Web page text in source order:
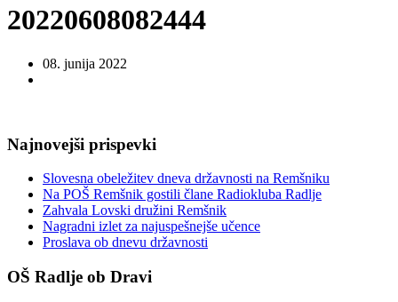
20220608082444
08. junija 2022
Najnovejši prispevki
Slovesna obeležitev dneva državnosti na Remšniku
Na POŠ Remšnik gostili člane Radiokluba Radlje
Zahvala Lovski družini Remšnik
Nagradni izlet za najuspešnejše učence
Proslava ob dnevu državnosti
OŠ Radlje ob Dravi